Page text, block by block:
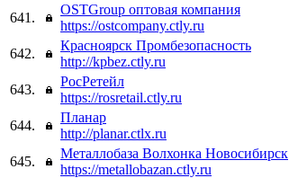
641.
OSTGroup оптовая компания
https://ostcompany.ctly.ru
642.
Красноярск Промбезопасность
http://kpbez.ctly.ru
643.
РосРетейл
https://rosretail.ctly.ru
644.
Планар
http://planar.ctlx.ru
645.
Металлобаза Волхонка Новосибирск
https://metallobazan.ctly.ru